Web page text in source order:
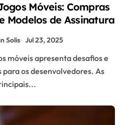
Móveis: Compras
Modelos de Assinatura
Solis Jul 23, 2025
os desenvolvedores. As